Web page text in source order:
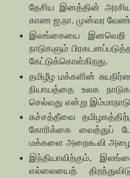
தேசிய இனத்தின்
காண ஐ.நா. முன்வர
இலங்கையை இனவெறி
நாடுகளும்
கேட்டுக்கொள்கிறது.
தமிழீழ மக்களின்
நியாயத்தை உலக
செல்வது என்று இம்மாநாடு
கச்சத்தீவை
கோரிக்கை வைத்துப்
மக்களை அறைகூவி
இந்தியாவிற்கும்,
எல்லையைத்